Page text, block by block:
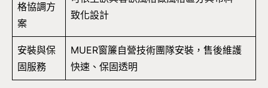
格協調方
案
致化設計
安裝與保
固服務
MUER窗簾自營技術團隊安裝，售後維護
快速、保固透明